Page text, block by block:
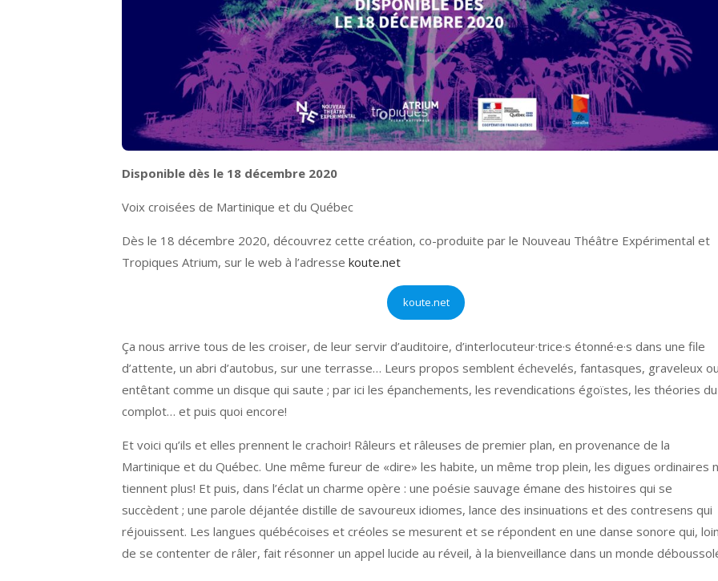
Disponible dès le 18 décembre 2020
Voix croisées de Martinique et du Québec
Dès le 18 décembre 2020, découvrez cette création, co-produite par le Nouveau Théâtre Expérimental et
Tropiques Atrium, sur le web à l’adresse koute.net
koute.net
Ça nous arrive tous de les croiser, de leur servir d’auditoire, d’interlocuteur·trice·s étonné·e·s dans une file
d’attente, un abri d’autobus, sur une terrasse… Leurs propos semblent échevelés, fantasques, graveleux ou
entêtant comme un disque qui saute ; par ici les épanchements, les revendications égoïstes, les théories du
complot… et puis quoi encore!
Et voici qu’ils et elles prennent le crachoir! Râleurs et râleuses de premier plan, en provenance de la
Martinique et du Québec. Une même fureur de «dire» les habite, un même trop plein, les digues ordinaires
tiennent plus! Et puis, dans l’éclat un charme opère : une poésie sauvage émane des histoires qui se
succèdent ; une parole déjantée distille de savoureux idiomes, lance des insinuations et des contresens qui
réjouissent. Les langues québécoises et créoles se mesurent et se répondent en une danse sonore qui, loin
de se contenter de râler, fait résonner un appel lucide au réveil, à la bienveillance dans un monde